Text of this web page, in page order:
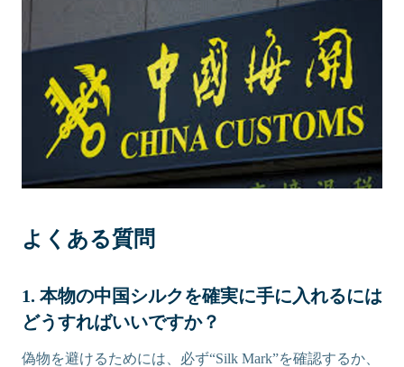
よくある質問
1. 本物の中国シルクを確実に手に入れるには
どうすればいいですか？
偽物を避けるためには、必ず“Silk Mark”を確認するか、